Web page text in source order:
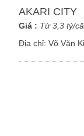
AKARI CITY
Giá : Từ 3,3 tỷ/
Địa chỉ:Võ Văn